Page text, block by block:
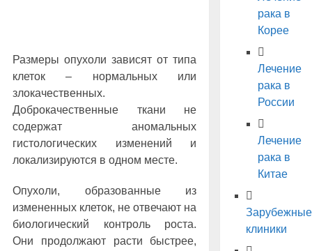
Размеры опухоли зависят от типа
клеток ‒ нормальных или
злокачественных.
Доброкачественные ткани не
содержат аномальных
гистологических изменений и
локализируются в одном месте.
Опухоли, образованные из
измененных клеток, не отвечают на
биологический контроль роста.
Они продолжают расти быстрее,
рака в
Корее
Лечение
рака в
России
Лечение
рака в
Китае
Зарубежные
клиники